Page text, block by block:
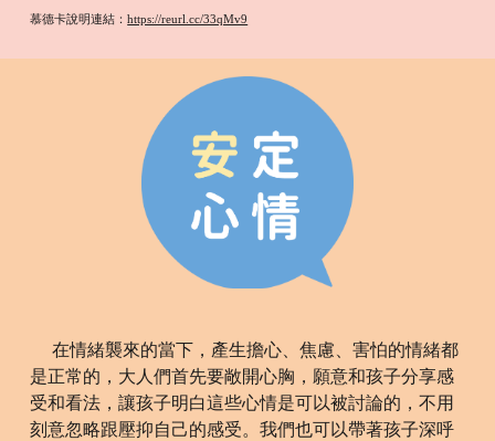
慕德卡說明連結：https://reurl.cc/33qMv9
在情緒襲來的當下，產生擔心、焦慮、害怕的情緒都
是正常的，大人們首先要敞開心胸，願意和孩子分享感
受和看法，讓孩子明白這些心情是可以被討論的，不用
刻意忽略跟壓抑自己的感受。我們也可以帶著孩子深呼